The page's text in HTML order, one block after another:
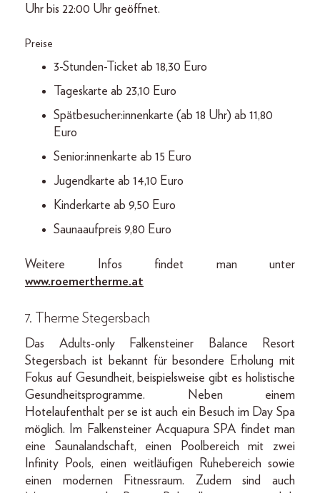
Uhr bis 22:00 Uhr geöffnet.
Preise
3-Stunden-Ticket ab 18,30 Euro
Tageskarte ab 23,10 Euro
Spätbesucher:innenkarte (ab 18 Uhr) ab 11,80
Euro
Senior:innenkarte ab 15 Euro
Jugendkarte ab 14,10 Euro
Kinderkarte ab 9,50 Euro
Saunaaufpreis 9,80 Euro
Weitere Infos findet man unter
www.roemertherme.at
7. Therme Stegersbach
Das Adults-only Falkensteiner Balance Resort
Stegersbach ist bekannt für besondere Erholung mit
Fokus auf Gesundheit, beispielsweise gibt es holistische
Gesundheitsprogramme. Neben einem
Hotelaufenthalt per se ist auch ein Besuch im Day Spa
möglich. Im Falkensteiner Acquapura SPA findet man
eine Saunalandschaft, einen Poolbereich mit zwei
Infinity Pools, einen weitläufigen Ruhebereich sowie
einen modernen Fitnessraum. Zudem sind auch